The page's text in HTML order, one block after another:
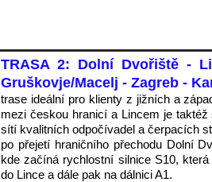
TRASA 2: Dolní Dvořiště -
Gruškovje/Macelj - Zagreb -
trase ideální pro klienty z jižních a
mezi českou hranicí a Lincem je
sítí kvalitních odpočívadel a čerpacích
po přejetí hraničního přechodu Dolní
kde začíná rychlostní silnice S10,
do Lince a dále pak na dálnici A1.